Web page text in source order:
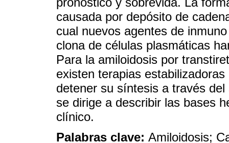
causada por depósito de
cual nuevos agentes de
clona de células plasmáticas
Para la amiloidosis por
existen terapias
detener su síntesis a través
se dirige a describir las bases
clínico.
Palabras clave: Amiloidosis;